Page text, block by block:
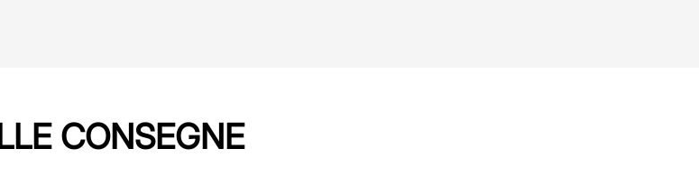
CONSEGNE